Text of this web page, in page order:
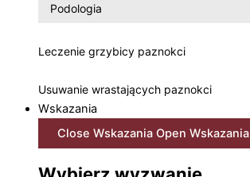
Podologia
Leczenie grzybicy paznokci
Usuwanie wrastających paznokci
Wskazania
Close Wskazania Open Wskazania